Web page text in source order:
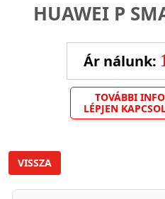
HUAWEI P
Ár nálunk:
TOVÁBBI
LÉPJEN
VISSZA